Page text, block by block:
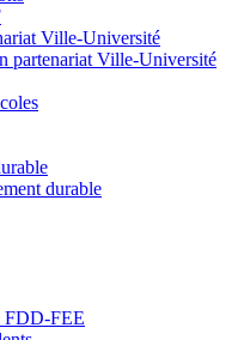
Ville-Université
partenariat Ville-Université
durable
FDD-FEE